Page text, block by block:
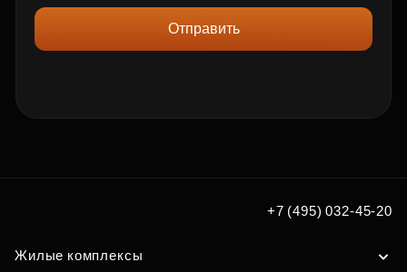
Отправить
+7 (495) 032-45-20
Жилые комплексы